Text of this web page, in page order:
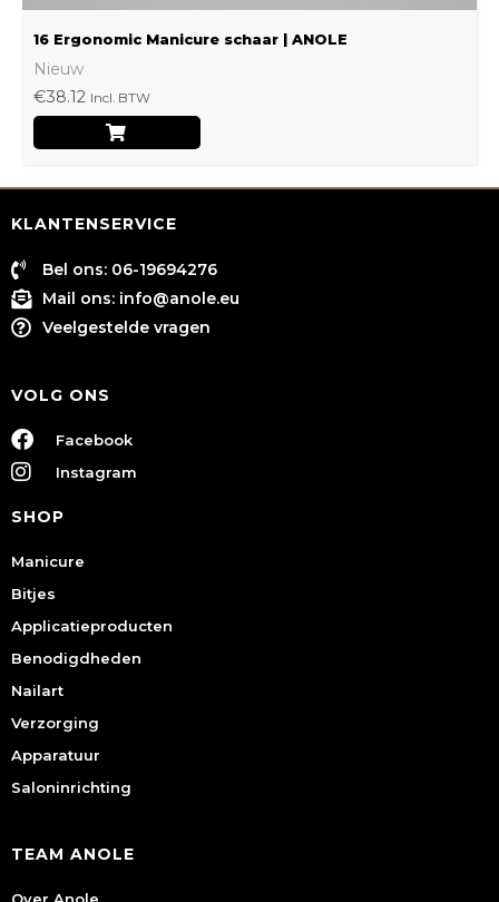
16 Ergonomic Manicure schaar | ANOLE
Nieuw
€38.12 Incl. BTW
KLANTENSERVICE
Bel ons: 06-19694276
Mail ons: info@anole.eu
Veelgestelde vragen
VOLG ONS
Facebook
Instagram
SHOP
Manicure
Bitjes
Applicatieproducten
Benodigdheden
Nailart
Verzorging
Apparatuur
Saloninrichting
TEAM ANOLE